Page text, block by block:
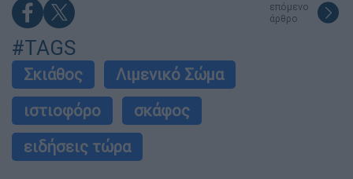
επόμενο
άρθρο
#TAGS
Σκιάθος
Λιμενικό Σώμα
ιστιοφόρο
σκάφος
ειδήσεις τώρα